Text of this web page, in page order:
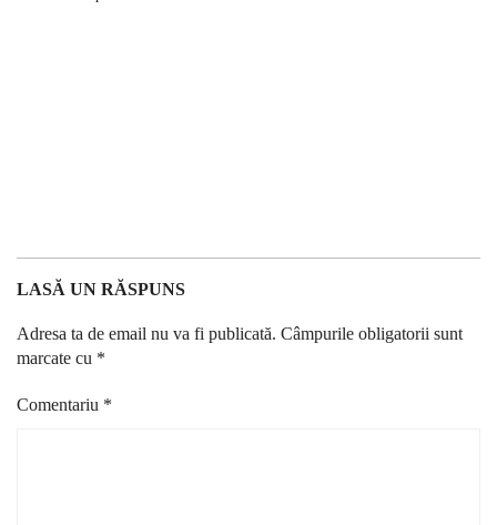
LASĂ UN RĂSPUNS
Adresa ta de email nu va fi publicată. Câmpurile obligatorii sunt
marcate cu *
Comentariu *